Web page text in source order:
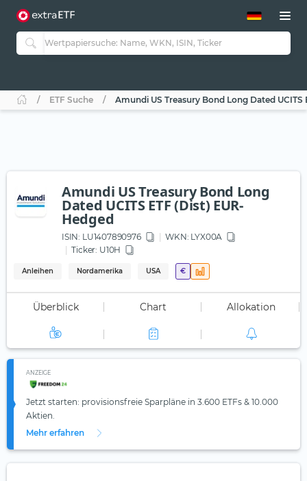
ETF-Guide 2.0
Guide Aktive ETFs
ETF-Sparpläne
ETF Suche Amundi US Treasury Bond Long Dated UCITS
Amundi US Treasury Bond Long
Dated UCITS ETF (Dist) EUR-
Hedged
ISIN: LU1407890976 WKN: LYX00A
Ticker: U10H
Anleihen Nordamerika USA €
Überblick Chart Allokation
ANZEIGE
Jetzt starten: provisionsfreie Sparpläne in 3.600 ETFs & 10.000
Aktien.
Mehr erfahren